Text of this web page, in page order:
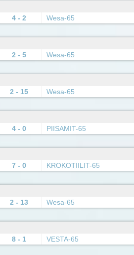
4 - 2 Wesa-65
2 - 5 Wesa-65
2 - 15 Wesa-65
4 - 0 PIISAMIT-65
7 - 0 KROKOTIILIT-65
2 - 13 Wesa-65
8 - 1 VESTA-65